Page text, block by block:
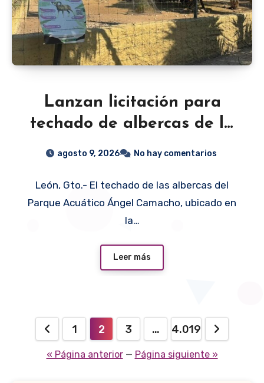
Lanzan licitación para
techado de albercas de la
Deportiva de León;
agosto 9, 2026 No hay comentarios
León, Gto.- El techado de las albercas del
Parque Acuático Ángel Camacho, ubicado en
la…
Leer más
Paginación
1 2 3 … 4.019
« Página anterior— Página siguiente »